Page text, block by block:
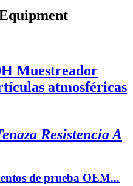
Muestreador
atmosféricas
Resistencia A
de prueba OEM...